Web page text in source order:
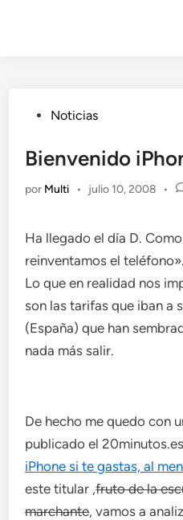
Publicado
Noticias
Bienvenido
por Multi • julio 10, 2008 •
Ha llegado el día D.
reinventamos el teléfono».
Lo que en realidad nos
son las tarifas que iban a
(España) que han
nada más salir.
De hecho me quedo con
publicado el
iPhone si te gastas, al
este titular ,fruto de la
marchante, vamos a